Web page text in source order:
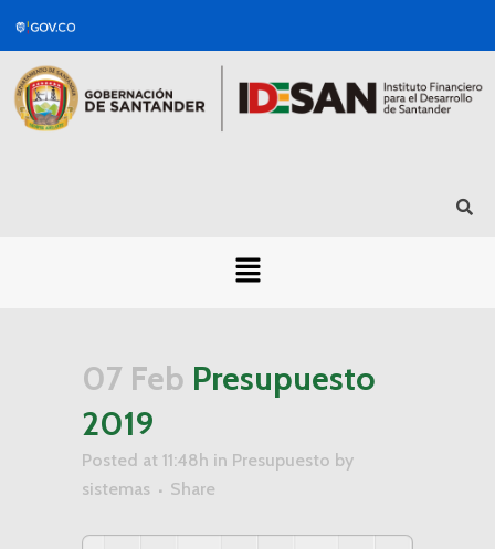
07 Feb Presupuesto
2019
Posted at 11:48h in Presupuesto by
sistemas
Share